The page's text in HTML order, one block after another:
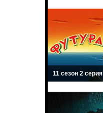
11 сезон 2 серия